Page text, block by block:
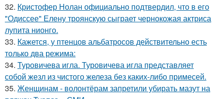
32. Кристофер Нолан официально подтвердил, что в его
"Одиссее" Елену троянскую сыграет чернокожая актриса
лупита нионго.
33. Кажется, у птенцов альбатросов действительно есть
только два режима:
34. Туровичева игла. Туровичева игла представляет
собой жезл из чистого железа без каких-либо примесей.
35. Женщинам - волонтёрам запретили убирать мазут на